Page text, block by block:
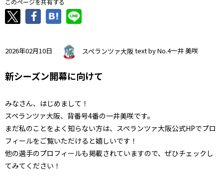
2026年02月10日 スペランツァ大阪text by No.4一井 美咲
新シーズン開幕に向けて
みなさん、はじめまして！
スペランツァ大阪、背番号4番の一井美咲です。
まだ私のことをよく知らない方は、スペランツァ大阪公式HPでプロ
フィールをご覧いただけると嬉しいです！
他の選手のプロフィールも掲載されていますので、ぜひチェックし
てみてください！